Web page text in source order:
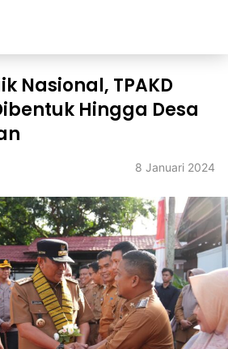
Nasional, TPAKD
Hingga Desa
8 Januari 2024